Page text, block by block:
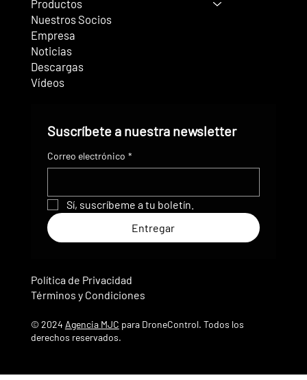
Productos
Nuestros Socios
Empresa
Noticias
Descargas
Vídeos
Suscríbete a nuestra newsletter
Correo electrónico *
Sí, suscríbeme a tu boletín.
Entregar
© 2024 Agencia MJC para DroneControl. Todos los
derechos reservados.
Términos y Condiciones
Política de Privacidad